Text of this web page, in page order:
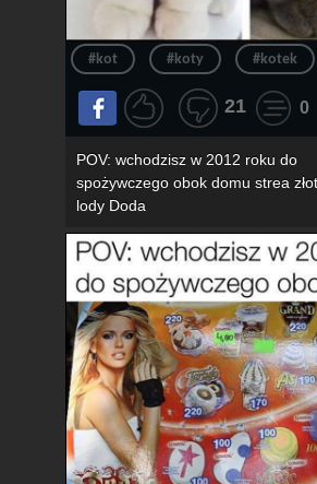
#kot #koty #kotek
21 0
POV: wchodzisz w 2012 roku do
spożywczego obok domu strea
lody Doda